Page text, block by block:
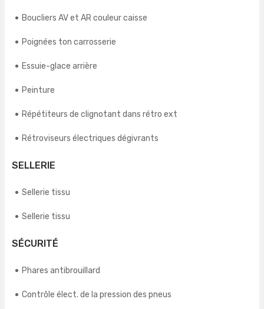
Boucliers AV et AR couleur caisse
Poignées ton carrosserie
Essuie-glace arrière
Peinture
Répétiteurs de clignotant dans rétro ext
Rétroviseurs électriques dégivrants
SELLERIE
Sellerie tissu
Sellerie tissu
SÉCURITÉ
Phares antibrouillard
Contrôle élect. de la pression des pneus